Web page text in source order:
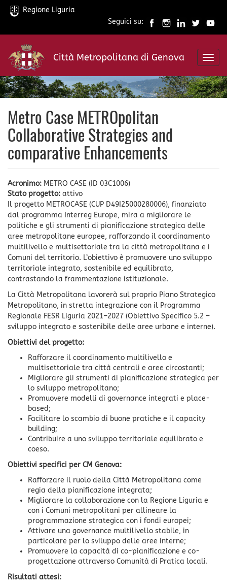
Salta
contenuto
principale
Regione Liguria
Seguici su:
Città Metropolitana di Genova
Metro Case METROpolitan
Collaborative Strategies and
comparative Enhancements
Acronimo: METRO CASE (ID 03C1006)
Stato progetto: attivo
Il progetto METROCASE (CUP D49I25000280006), finanziato
dal programma Interreg Europe, mira a migliorare le
politiche e gli strumenti di pianificazione strategica delle
aree metropolitane europee, rafforzando il coordinamento
multilivello e multisettoriale tra la città metropolitana e i
Comuni del territorio. L’obiettivo è promuovere uno sviluppo
territoriale integrato, sostenibile ed equilibrato,
contrastando la frammentazione istituzionale.
La Città Metropolitana lavorerà sul proprio Piano Strategico
Metropolitano, in stretta integrazione con il Programma
Regionale FESR Liguria 2021–2027 (Obiettivo Specifico 5.2 –
sviluppo integrato e sostenibile delle aree urbane e interne).
Obiettivi del progetto:
Rafforzare il coordinamento multilivello e
multisettoriale tra città centrali e aree circostanti;
Migliorare gli strumenti di pianificazione strategica per
lo sviluppo metropolitano;
Promuovere modelli di governance integrati e place-
based;
Facilitare lo scambio di buone pratiche e il capacity
building;
Contribuire a uno sviluppo territoriale equilibrato e
coeso.
Obiettivi specifici per CM Genova:
Rafforzare il ruolo della Città Metropolitana come
regia della pianificazione integrata;
Migliorare la collaborazione con la Regione Liguria e
con i Comuni metropolitani per allineare la
programmazione strategica con i fondi europei;
Attivare una governance multilivello stabile, in
particolare per lo sviluppo delle aree interne;
Promuovere la capacità di co-pianificazione e co-
progettazione attraverso Comunità di Pratica locali.
Risultati attesi: